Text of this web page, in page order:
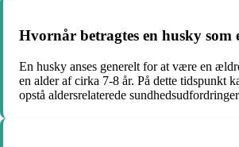
Hvornår betragtes en husky
En husky anses generelt for at være en
en alder af cirka 7-8 år. På dette tidspunkt
opstå aldersrelaterede